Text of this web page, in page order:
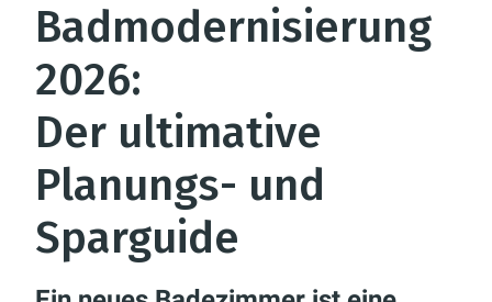
Badmodernisierung
2026:
Der ultimative
Planungs- und
Sparguide